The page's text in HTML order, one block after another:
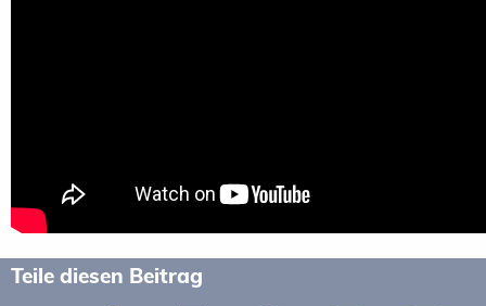
Teile diesen Beitrag